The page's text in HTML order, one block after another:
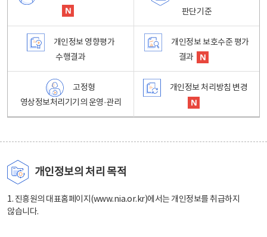
판단기준
개인정보 영향평가
수행결과
개인정보 보호수준 평가
결과
고정형
영상정보처리기기의 운영·관리
개인정보 처리방침 변경
개인정보의 처리 목적
1. 진흥원의 대표홈페이지(www.nia.or.kr)에서는 개인정보를 취급하지
않습니다.